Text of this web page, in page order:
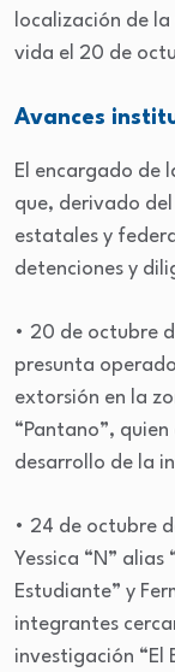
localización de
vida el 20 de
Avances
El encargado de
que, derivado
estatales y
detenciones y
• 20 de octubre
presunta
extorsión en la
“Pantano”,
desarrollo de la
• 24 de octubre
Yessica “N” alias
Estudiante” y
integrantes
investigación “El